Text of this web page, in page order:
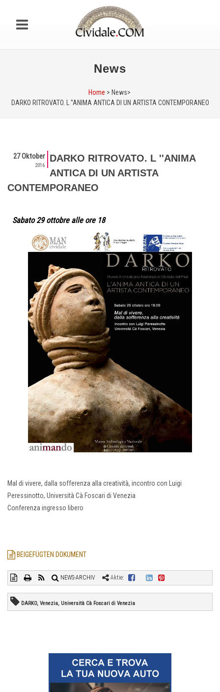
News
Home > News>
DARKO RITROVATO. L ''ANIMA ANTICA DI UN ARTISTA CONTEMPORANEO
27 Oktober
2016
DARKO RITROVATO. L ''ANIMA
ANTICA DI UN ARTISTA
CONTEMPORANEO
Sabato 29 ottobre alle ore 18
Mal di vivere, dalla sofferenza alla creatività, incontro con Luigi
Peressinotto, Università Cà Foscari di Venezia
Conferenza ingresso libero
BEIGEFÜGTEN DOKUMENT
NEWS-ARCHIV Aktie:
DARKO, Venezia, Università Cà Foscari di Venezia